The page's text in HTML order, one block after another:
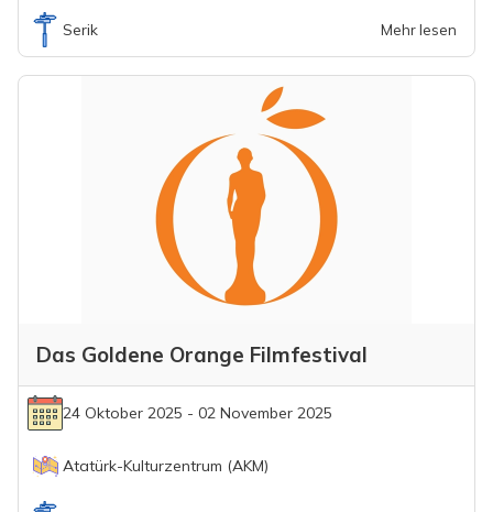
Serik Mehr lesen
Das Goldene Orange Filmfestival
24 Oktober 2025 - 02 November 2025
Atatürk-Kulturzentrum (AKM)